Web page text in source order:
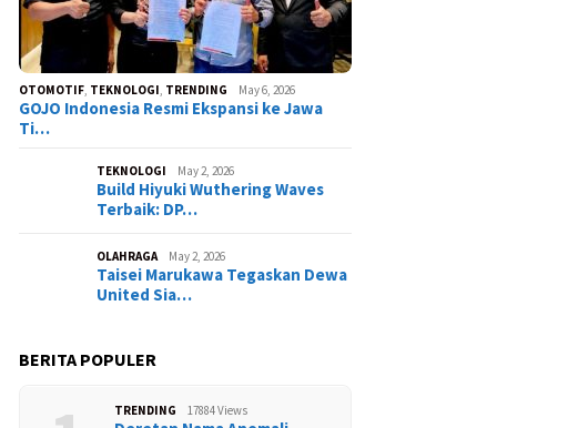
OTOMOTIF, TEKNOLOGI, TRENDING May 6, 2026
GOJO Indonesia Resmi Ekspansi ke Jawa
Ti…
TEKNOLOGI May 2, 2026
Build Hiyuki Wuthering Waves
Terbaik: DP…
OLAHRAGA May 2, 2026
Taisei Marukawa Tegaskan Dewa
United Sia…
BERITA POPULER
TRENDING 17884 Views